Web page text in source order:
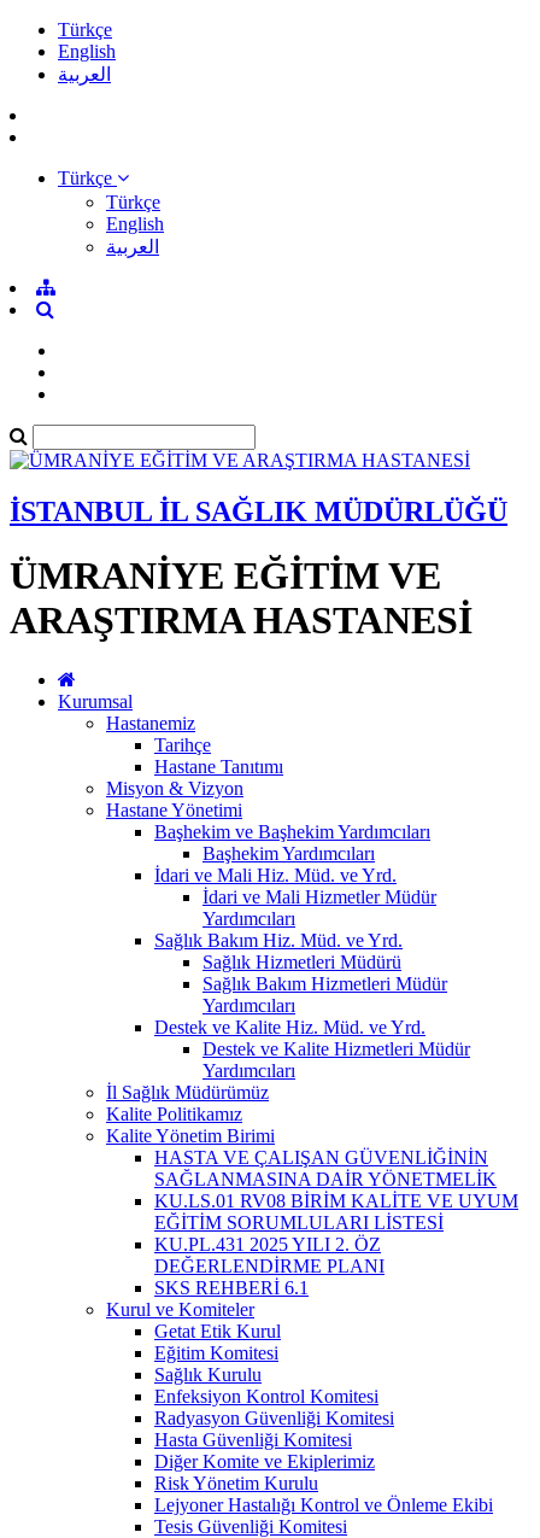
Türkçe
English
العربية
Türkçe
Türkçe
English
العربية
İSTANBUL İL SAĞLIK MÜDÜRLÜĞÜ
ÜMRANİYE EĞİTİM VE
ARAŞTIRMA HASTANESİ
Kurumsal
Hastanemiz
Tarihçe
Hastane Tanıtımı
Misyon & Vizyon
Hastane Yönetimi
Başhekim ve Başhekim Yardımcıları
Başhekim Yardımcıları
İdari ve Mali Hiz. Müd. ve Yrd.
İdari ve Mali Hizmetler Müdür
Yardımcıları
Sağlık Bakım Hiz. Müd. ve Yrd.
Sağlık Hizmetleri Müdürü
Sağlık Bakım Hizmetleri Müdür
Yardımcıları
Destek ve Kalite Hiz. Müd. ve Yrd.
Destek ve Kalite Hizmetleri Müdür
Yardımcıları
İl Sağlık Müdürümüz
Kalite Politikamız
Kalite Yönetim Birimi
HASTA VE ÇALIŞAN GÜVENLİĞİNİN
SAĞLANMASINA DAİR YÖNETMELİK
KU.LS.01 RV08 BİRİM KALİTE VE UYUM
EĞİTİM SORUMLULARI LİSTESİ
KU.PL.431 2025 YILI 2. ÖZ
DEĞERLENDİRME PLANI
SKS REHBERİ 6.1
Kurul ve Komiteler
Getat Etik Kurul
Eğitim Komitesi
Sağlık Kurulu
Enfeksiyon Kontrol Komitesi
Radyasyon Güvenliği Komitesi
Hasta Güvenliği Komitesi
Diğer Komite ve Ekiplerimiz
Risk Yönetim Kurulu
Lejyoner Hastalığı Kontrol ve Önleme Ekibi
Tesis Güvenliği Komitesi